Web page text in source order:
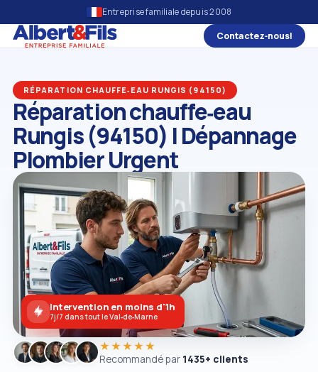
Entreprise familiale depuis 2008
Contactez‑nous!
RÉPARATION CHAUFFE‑EAU RUNGIS (94150)
Réparation chauffe‑eau
Rungis (94150) | Dépannage
Plombier Urgent
★★★★★
Recommandé par 1435+ clients
Intervention en moins d'1h
7j/7 dans tout le Val‑de‑Marne